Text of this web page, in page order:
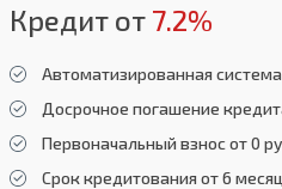
Кредит от 7.2%
Автоматизированная
Досрочное погашение
Первоначальный взнос от 0
Срок кредитования от 6